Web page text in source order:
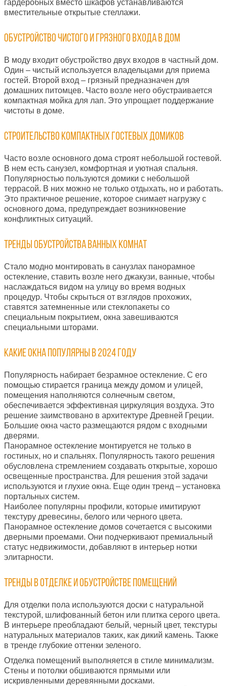
гардеробных вместо шкафов устанавливаются
вместительные открытые стеллажи.
Обустройство чистого и грязного входа в дом
В моду входит обустройство двух входов в частный дом.
Один – чистый используется владельцами для приема
гостей. Второй вход – грязный предназначен для
домашних питомцев. Часто возле него обустраивается
компактная мойка для лап. Это упрощает поддержание
чистоты в доме.
Строительство компактных гостевых домиков
Часто возле основного дома строят небольшой гостевой.
В нем есть санузел, комфортная и уютная спальня.
Популярностью пользуются домики с небольшой
террасой. В них можно не только отдыхать, но и работать.
Это практичное решение, которое снимает нагрузку с
основного дома, предупреждает возникновение
конфликтных ситуаций.
Тренды обустройства ванных комнат
Стало модно монтировать в санузлах панорамное
остекление, ставить возле него джакузи, ванные, чтобы
наслаждаться видом на улицу во время водных
процедур. Чтобы скрыться от взглядов прохожих,
ставятся затемненные или стеклопакеты со
специальным покрытием, окна завешиваются
специальными шторами.
Какие окна популярны в 2024 году
Популярность набирает безрамное остекление. С его
помощью стирается граница между домом и улицей,
помещения наполняются солнечным светом,
обеспечивается эффективная циркуляция воздуха. Это
решение заимствовано в архитектуре Древней Греции.
Большие окна часто размещаются рядом с входными
дверями.
Панорамное остекление монтируется не только в
гостиных, но и спальнях. Популярность такого решения
обусловлена стремлением создавать открытые, хорошо
освещенные пространства. Для решения этой задачи
используются и глухие окна. Еще один тренд – установка
портальных систем.
Наиболее популярны профили, которые имитируют
текстуру древесины, белого или черного цвета.
Панорамное остекление домов сочетается с высокими
дверными проемами. Они подчеркивают премиальный
статус недвижимости, добавляют в интерьер нотки
элитарности.
Тренды в отделке и обустройстве помещений
Для отделки пола используются доски с натуральной
текстурой, шлифованный бетон или плитка серого цвета.
В интерьере преобладают белый, черный цвет, текстуры
натуральных материалов таких, как дикий камень. Также
в тренде глубокие оттенки зеленого.
Отделка помещений выполняется в стиле минимализм.
Стены и потолки обшиваются прямыми или
искривленными деревянными досками.